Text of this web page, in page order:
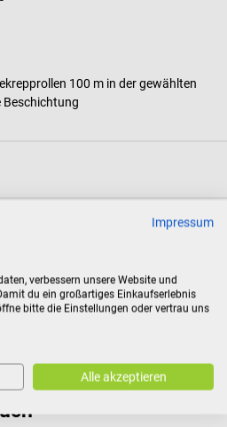
100 m in der gewählten
Beschichtung
Impressum
verbessern unsere Website und
du ein großartiges Einkaufserlebnis
bitte die Einstellungen oder vertrau uns
Alle akzeptieren